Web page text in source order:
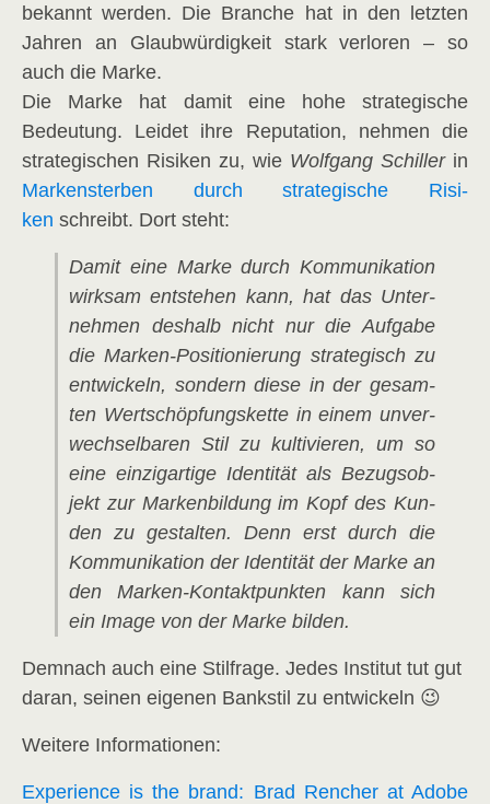
bekannt wer­den. Die Bran­che hat in den letz­ten
Jah­ren an Glaub­wür­dig­keit stark ver­lo­ren – so
auch die Marke.
Die Mar­ke hat damit eine hohe stra­te­gi­sche
Bedeu­tung. Lei­det ihre Repu­ta­ti­on, neh­men die
stra­te­gi­schen Risi­ken zu, wie Wolf­gang Schil­lerin
Mar­ken­ster­ben durch stra­te­gi­sche Risi­
ken schreibt. Dort steht:
Damit eine Mar­ke durch Kom­mu­ni­ka­ti­on
wirk­sam ent­ste­hen kann, hat das Unter­
neh­men des­halb nicht nur die Auf­ga­be
die Mar­ken-Posi­tio­nie­rung stra­te­gisch zu
ent­wi­ckeln, son­dern die­se in der gesam­
ten Wert­schöp­fungs­ket­te in einem unver­
wech­sel­ba­ren Stil zu kul­ti­vie­ren, um so
eine ein­zig­ar­ti­ge Iden­ti­tät als Bezugs­ob­
jekt zur Mar­ken­bil­dung im Kopf des Kun­
den zu gestal­ten. Denn erst durch die
Kom­mu­ni­ka­ti­on der Iden­ti­tät der Mar­ke an
den Mar­ken-Kon­takt­punk­ten kann sich
ein Image von der Mar­ke bilden.
Dem­nach auch eine Stil­fra­ge. Jedes Insti­tut tut gut
dar­an, sei­nen eige­nen Bank­stil zu entwickeln 😉
Wei­te­re Informationen:
Expe­ri­ence is the brand: Brad Ren­cher at Ado­be